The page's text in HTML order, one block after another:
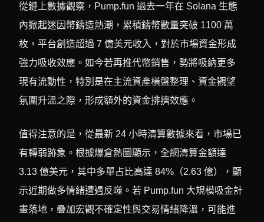
從鏈上數據觀察，Pump.fun 過去一年在 Solana 生態
內掀起迷因幣鑄造熱潮，累積鑄幣數量突破 1100 萬
枚，平台創造超過 7 億美元收入，對於市場資金形成
強力吸收效應。如今若再推代幣銷售，勢將吸納更多
現有流動性，特別是在主流資產橫盤整理、資金觀望
氛圍升溫之際，形成額外的資金排擠效應。
值得注意的是，從最新 24 小時清算數據來看，市場已
有轉弱跡象。根據爆倉熱圖顯示，全網清算金額達
3.13 億美元，其中多單占比高達 84%（2.63 億），顯
示近期做多情緒遭遇反噬。若 Pump.fun 大規模吸金計
畫落地，疊加宏觀不確定性與交易情緒降溫，可能進